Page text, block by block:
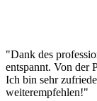
"Dank des
entspannt. Von der
Ich bin sehr
weiterempfehlen!"